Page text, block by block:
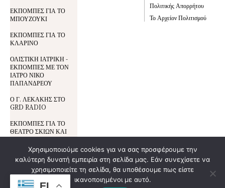
ΕΚΠΟΜΠΕΣ ΓΙΑ ΤΟ
ΜΠΟΥΖΟΥΚΙ
ΕΚΠΟΜΠΕΣ ΓΙΑ ΤΟ
ΚΛΑΡΙΝΟ
ΟΛΙΣΤΙΚΗ ΙΑΤΡΙΚΗ -
ΕΚΠΟΜΠΕΣ ΜΕ ΤΟΝ
ΙΑΤΡΟ ΝΙΚΟ
ΠΑΠΑΝΔΡΕΟΥ
Ο Γ. ΛΕΚΑΚΗΣ ΣΤΟ
GRD RADIO
ΕΚΠΟΜΠΕΣ ΓΙΑ ΤΟ
ΘΕΑΤΡΟ ΣΚΙΩΝ ΚΑΙ
ΤΟΝ ΚΑΡΑΓΚΙΟΖΗ
Πολιτικής Απορρήτου
Το Αρχείον Πολιτισμού
© All Rights Reserved | Development By
DoSmart.gr| Supported By
Wideview
Entertainment
Όροι Χρήσης
Προστασία Δεδομένων
Χρησιμοποιούμε cookies για να σας προσφέρουμε την
καλύτερη δυνατή εμπειρία στη σελίδα μας. Εάν συνεχίσετε να
χρησιμοποιείτε τη σελίδα, θα υποθέσουμε πως είστε
ικανοποιημένοι με αυτό.